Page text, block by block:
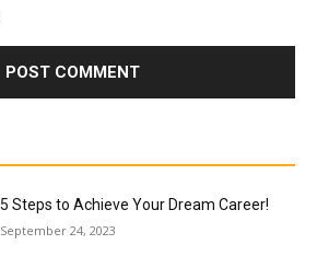
5 Steps to Achieve Your Dream Career!
September 24, 2023